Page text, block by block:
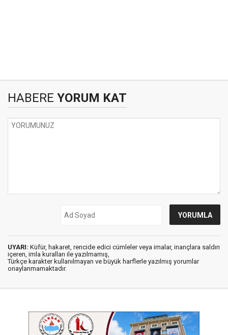
HABERE YORUM KAT
UYARI: Küfür, hakaret, rencide edici cümleler veya imalar, inançlara saldırı
içeren, imla kuralları ile yazılmamış,
Türkçe karakter kullanılmayan ve büyük harflerle yazılmış yorumlar
onaylanmamaktadır.